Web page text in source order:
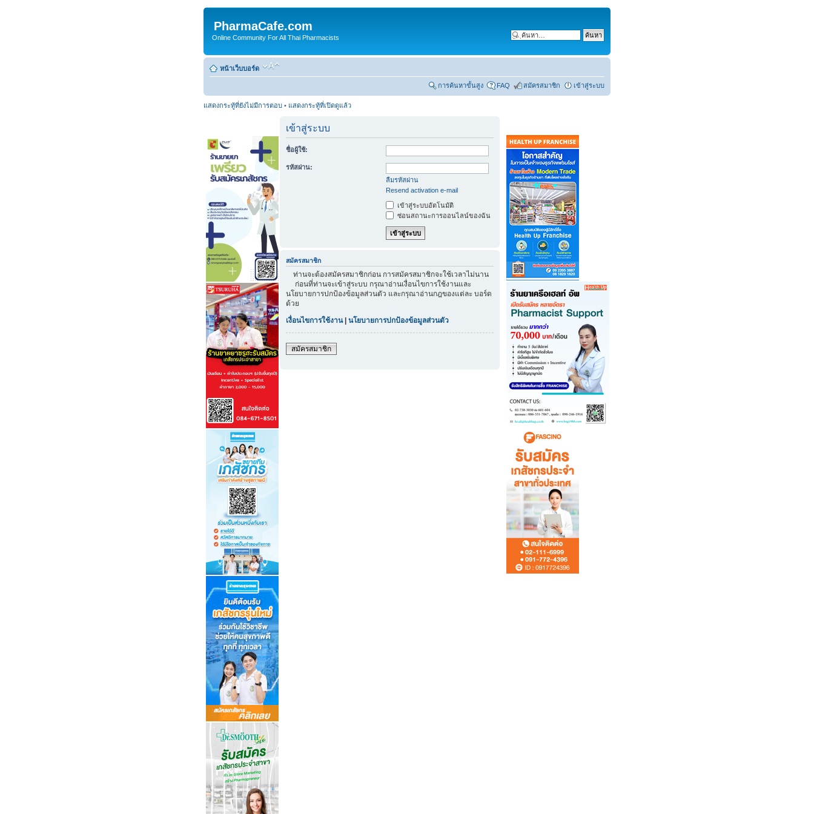
PharmaCafe.com
Online Community For All Thai Pharmacists
หน้าเว็บบอร์ด
การค้นหาขั้นสูง FAQ สมัครสมาชิก เข้าสู่ระบบ
แสดงกระทู้ที่ยังไม่มีการตอบ • แสดงกระทู้ที่เปิดดูแล้ว
เข้าสู่ระบบ
ชื่อผู้ใช้:
รหัสผ่าน:
ลืมรหัสผ่าน
Resend activation e-mail
เข้าสู่ระบบอัตโนมัติ
ซ่อนสถานะการออนไลน์ของฉัน
สมัครสมาชิก
ท่านจะต้องสมัครสมาชิกก่อน การสมัครสมาชิกจะใช้เวลาไม่นาน
ก่อนที่ท่านจะเข้าสู่ระบบ กรุณาอ่านเงื่อนไขการใช้งานและ
นโยบายการปกป้องข้อมูลส่วนตัว และกรุณาอ่านกฎของแต่ละ บอร์ด
ด้วย
เงื่อนไขการใช้งาน| นโยบายการปกป้องข้อมูลส่วนตัว
สมัครสมาชิก